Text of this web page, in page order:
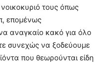
τους όπως
επομένως
αναγκαίο κακό για όλο
συνεχώς να ξοδεύουμε
που θεωρούνται είδη